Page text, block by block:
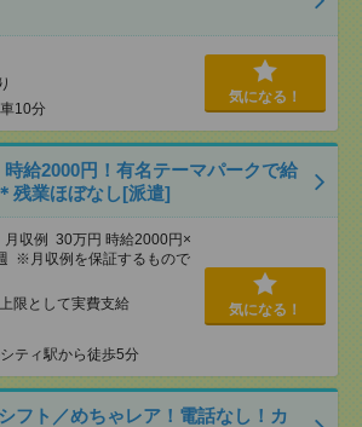
10分
気になる！
時給2000円！有名テーマパークで給
残業ほぼなし[派遣]
収例 30万円 時給2000円×
※月収例を保証するもので
限として実費支給
ティ駅から徒歩5分
気になる！
フト／めちゃレア！電話なし！カ